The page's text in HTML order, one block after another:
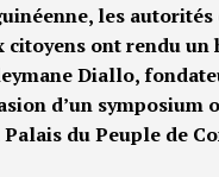
les autorités
citoyens ont rendu un
Diallo,
d’un symposium
Palais du Peuple de